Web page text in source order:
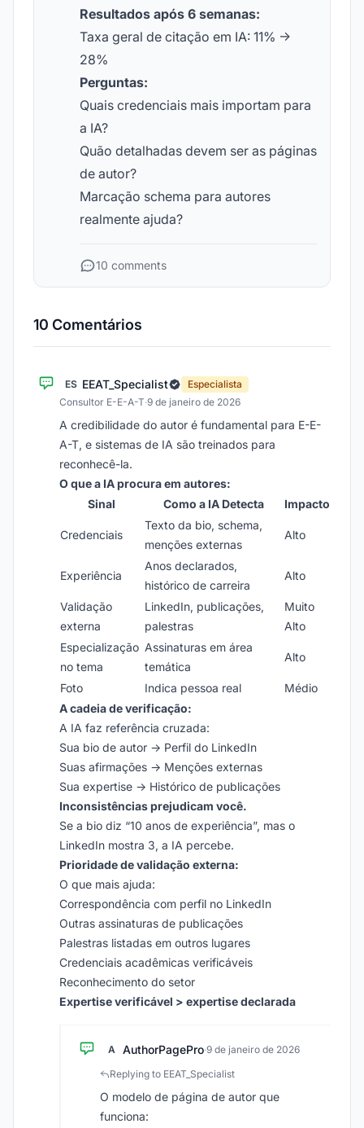
Resultados após 6 semanas:
Taxa geral de citação em IA: 11% →
28%
Perguntas:
Quais credenciais mais importam para
a IA?
Quão detalhadas devem ser as páginas
de autor?
Marcação schema para autores
realmente ajuda?
10 comments
10 Comentários
ES EEAT_Specialist
Especialista
Consultor E-E-A-T·9 de janeiro de 2026
A credibilidade do autor é fundamental para E-E-
A-T, e sistemas de IA são treinados para
reconhecê-la.
O que a IA procura em autores:
Sinal
Como a IA Detecta Impacto
Credenciais
Texto da bio, schema,
menções externas
Alto
Experiência
Anos declarados,
histórico de carreira
Alto
Validação
externa
LinkedIn, publicações,
palestras
Muito
Alto
Especialização
no tema
Assinaturas em área
temática
Alto
Foto Indica pessoa real
Médio
A cadeia de verificação:
A IA faz referência cruzada:
Sua bio de autor → Perfil do LinkedIn
Suas afirmações → Menções externas
Sua expertise → Histórico de publicações
Inconsistências prejudicam você.
Se a bio diz “10 anos de experiência”, mas o
LinkedIn mostra 3, a IA percebe.
Prioridade de validação externa:
O que mais ajuda:
Correspondência com perfil no LinkedIn
Outras assinaturas de publicações
Palestras listadas em outros lugares
Credenciais acadêmicas verificáveis
Reconhecimento do setor
Expertise verificável > expertise declarada
A AuthorPagePro·9 de janeiro de 2026
Replying to EEAT_Specialist
O modelo de página de autor que
funciona: